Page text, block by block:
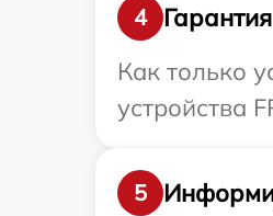
4
Гарантия
Как только
устройства
5